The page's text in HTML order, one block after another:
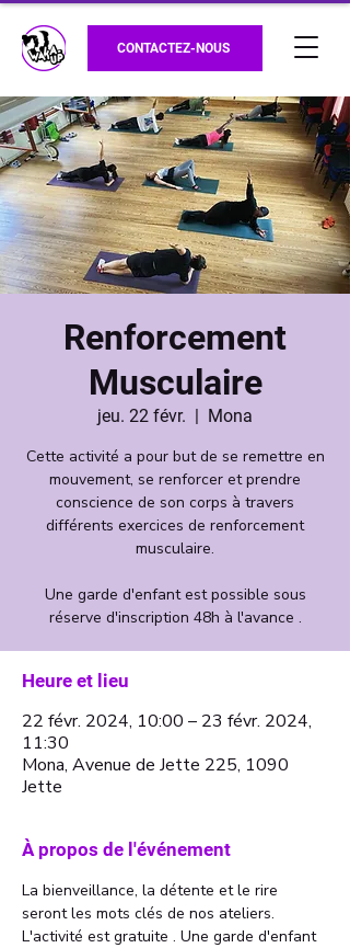
CONTACTEZ-NOUS
Renforcement
Musculaire
jeu. 22 févr.
  |
Mona
Cette activité a pour but de se remettre en
mouvement, se renforcer et prendre
conscience de son corps à travers
différents exercices de renforcement
musculaire.
Une garde d'enfant est possible sous
Heure et lieu
22 févr. 2024, 10:00 – 23 févr. 2024,
11:30
Mona, Avenue de Jette 225, 1090
Jette
À propos de l'événement
La bienveillance, la détente et le rire
seront les mots clés de nos ateliers.
L'activité est gratuite . Une garde d'enfant